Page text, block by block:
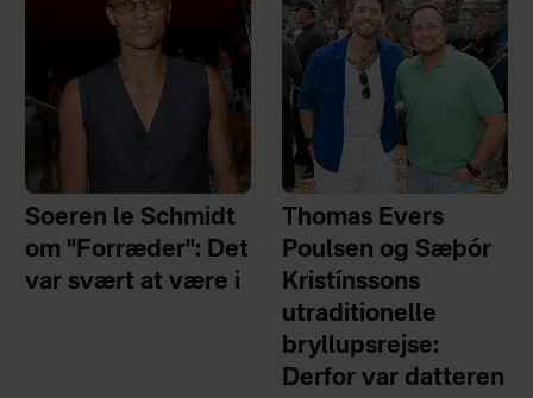
Soeren le Schmidt
om "Forræder": Det
var svært at være i
Thomas Evers
Poulsen og Sæþór
Kristínssons
utraditionelle
bryllupsrejse:
Derfor var datteren